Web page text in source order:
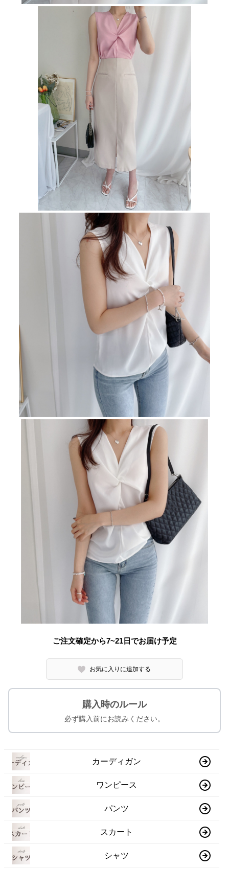
ご注文確定から7~21日でお届け予定
お気に入りに追加する
購入時のルール
必ず購入前にお読みください。
カーディガン
ワンピース
パンツ
スカート
シャツ